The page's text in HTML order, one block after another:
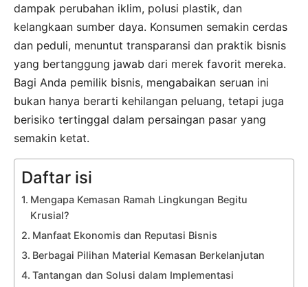
dampak perubahan iklim, polusi plastik, dan
kelangkaan sumber daya. Konsumen semakin cerdas
dan peduli, menuntut transparansi dan praktik bisnis
yang bertanggung jawab dari merek favorit mereka.
Bagi Anda pemilik bisnis, mengabaikan seruan ini
bukan hanya berarti kehilangan peluang, tetapi juga
berisiko tertinggal dalam persaingan pasar yang
semakin ketat.
Daftar isi
Mengapa Kemasan Ramah Lingkungan Begitu
Krusial?
Manfaat Ekonomis dan Reputasi Bisnis
Berbagai Pilihan Material Kemasan Berkelanjutan
Tantangan dan Solusi dalam Implementasi